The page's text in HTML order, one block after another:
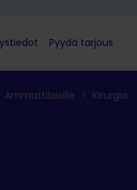
Pyydä tarjous
Ammattilaisille > Kirurgia